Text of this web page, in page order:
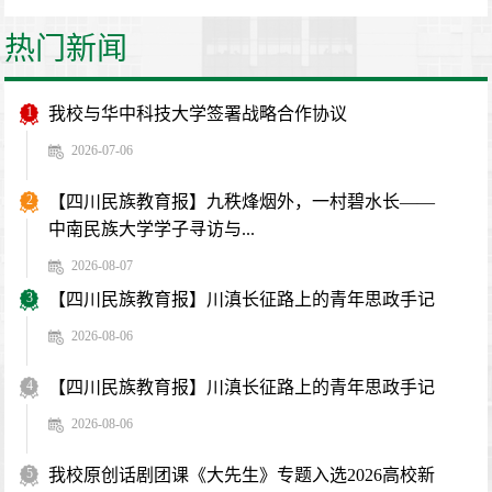
热门新闻
1 我校与华中科技大学签署战略合作协议
2026-07-06
2
【四川民族教育报】九秩烽烟外，一村碧水长——
中南民族大学学子寻访与...
2026-08-07
3 【四川民族教育报】川滇长征路上的青年思政手记
2026-08-06
4 【四川民族教育报】川滇长征路上的青年思政手记
2026-08-06
5 我校原创话剧团课《大先生》专题入选2026高校新